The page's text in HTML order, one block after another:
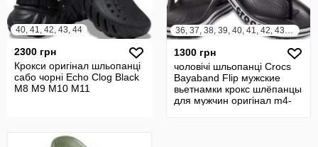
40, 41, 42, 43, 44
2300 грн
Крокси оригінал шльопанці
сабо чорні Echo Clog Black
M8 M9 M10 M11
36, 37, 38, 39, 40, 41, 42, 43, 44, 45, 46
1300 грн
чоловічі шльопанці Crocs
Bayaband Flip мужские
вьетнамки крокс шлёпанцы
для мужчин оригінал m4-